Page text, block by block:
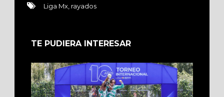
Liga Mx, rayados
TE PUDIERA INTERESAR